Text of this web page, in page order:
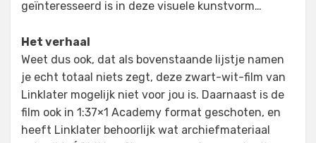
geïnteresseerd is in deze visuele kunstvorm…
Het verhaal
Weet dus ook, dat als bovenstaande lijstje namen
je echt totaal niets zegt, deze zwart-wit-film van
Linklater mogelijk niet voor jou is. Daarnaast is de
film ook in 1:37×1 Academy format geschoten, en
heeft Linklater behoorlijk wat archiefmateriaal